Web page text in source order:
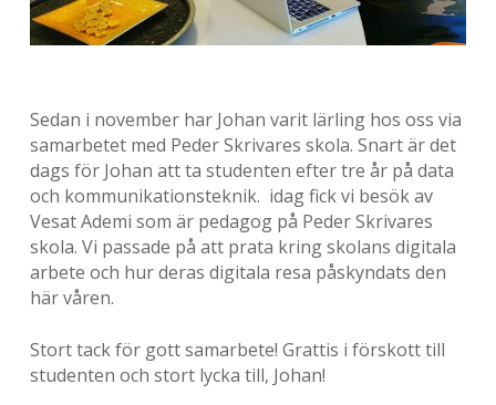
Sedan i november har Johan varit lärling hos oss via
samarbetet med Peder Skrivares skola. Snart är det
dags för Johan att ta studenten efter tre år på data
och kommunikationsteknik. idag fick vi besök av
Vesat Ademi som är pedagog på Peder Skrivares
skola. Vi passade på att prata kring skolans digitala
arbete och hur deras digitala resa påskyndats den
här våren.
Stort tack för gott samarbete! Grattis i förskott till
studenten och stort lycka till, Johan!